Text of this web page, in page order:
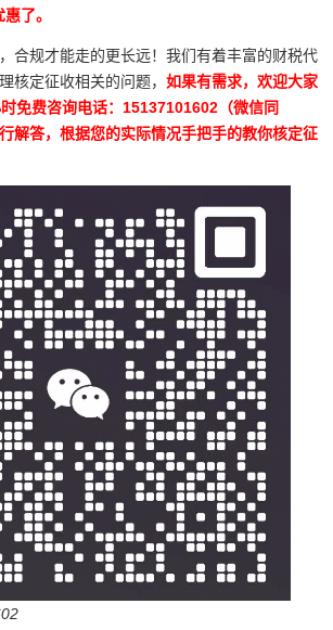
了。
规才能走的更长远！我们有着丰富的财税代
核定征收相关的问题， 如果有需求，欢迎大家
免费咨询电话：15137101602（微信同
解答，根据您的实际情况手把手的教你核定征